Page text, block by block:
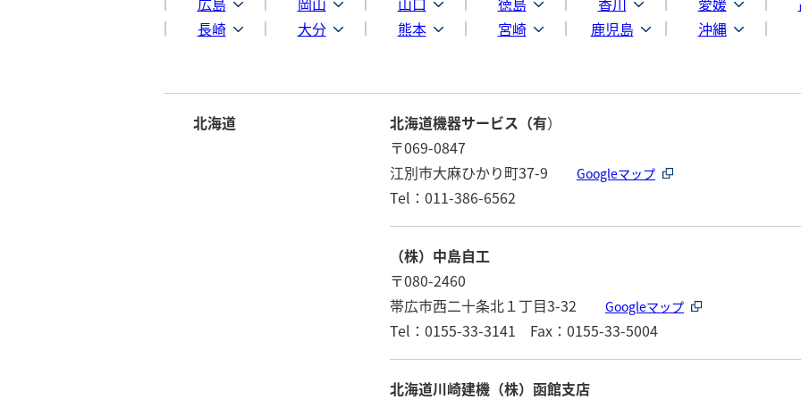
長崎
大分 熊本 宮崎 鹿児島 沖縄
北海道 北海道機器サービス（有）
〒069-0847
江別市大麻ひかり町37-9 Googleマップ
Tel：011-386-6562
（株）中島自工
〒080-2460
帯広市西二十条北１丁目3-32 Googleマップ
Tel：0155-33-3141 Fax：0155-33-5004
北海道川崎建機（株）函館支店